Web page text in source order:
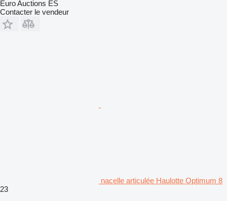
Euro Auctions ES
Contacter le vendeur
nacelle articulée Haulotte Optimum 8
23